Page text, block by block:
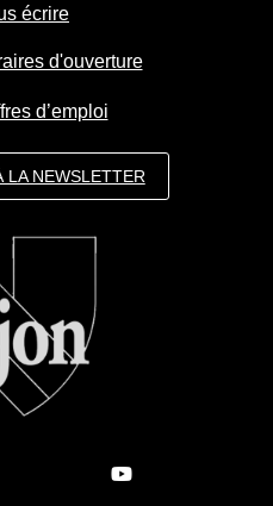
écrire
d'ouverture
d’emploi
LA NEWSLETTER